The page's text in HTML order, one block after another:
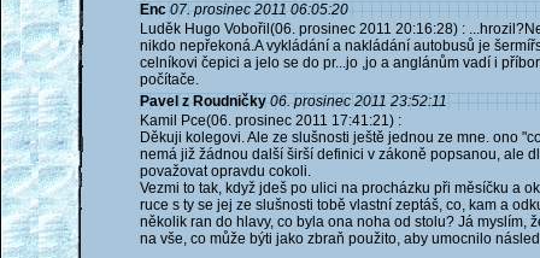
Enc 07. prosinec 2011 06:05:20
Luděk Hugo Vobořil(06. prosinec 2011 20:16:28) :
nikdo nepřekoná.A vykládání a nakládání autobusů je
celníkovi čepici a jelo se do pr...jo ,jo a anglánům vadí i
počítače.
Pavel z Roudničky 06. prosinec 2011 23:52:11
Kamil Pce(06. prosinec 2011 17:41:21) :
Děkuji kolegovi. Ale ze slušnosti ještě jednou ze mne. ono
nemá již žádnou další širší definici v zákoně popsanou, ale
považovat opravdu cokoli.
Vezmi to tak, když jdeš po ulici na procházku při měsíčku a
ruce s ty se jej ze slušnosti tobě vlastní zeptáš, co, kam a
několik ran do hlavy, co byla ona noha od stolu? Já myslím,
na vše, co může býti jako zbraň použito, aby umocnilo